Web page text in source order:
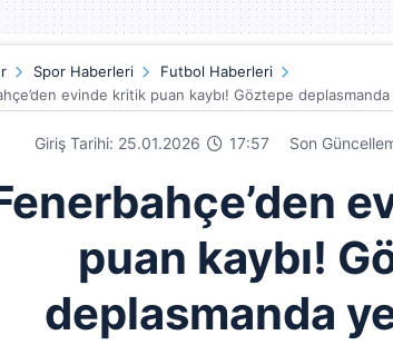
Spor Haberleri
Futbol Haberleri
evinde kritik puan kaybı! Göztepe
Giriş Tarihi: 25.01.2026 17:57 Son
puan kaybı!
deplasmanda